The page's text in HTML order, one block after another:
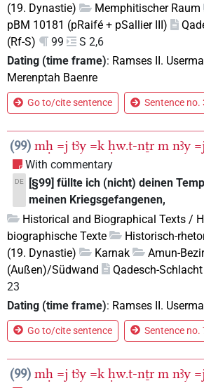
(19. Dynastie)
Memphitischer Raum
pBM 10181 (pRaifé + pSallier III)
(Rf-S)
99
S 2,6
Dating (time frame): Ramses II.
Merenptah Baenre
Go to/cite sentence Sentence
99 mḥ =j tꜣy =k ḥw.t-nṯr m nꜣy =j
With commentary
DE
[§99] füllte ich (nicht) deinen
meinen Kriegsgefangenen,
Historical and Biographical Texts /
biographische Texte
Historisch-
(19. Dynastie)
Karnak Amun-
(Außen)/Südwand
Qadesch-
23
Dating (time frame): Ramses II.
Go to/cite sentence Sentence
99 mḥ =j tꜣy =k ḥw.t-nṯr m nꜣy =j